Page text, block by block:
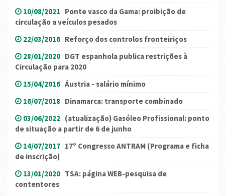
10/08/2021 Ponte vasco da Gama: proibição de
circulação a veículos pesados
22/03/2016 Reforço dos controlos fronteiriços
28/01/2020 DGT espanhola publica restrições à
Circulação para 2020
15/04/2016 Áustria - salário mínimo
16/07/2018 Dinamarca: transporte combinado
03/06/2022 (atualização) Gasóleo Profissional: ponto
de situação a partir de 6 de junho
14/07/2017 17º Congresso ANTRAM (Programa e ficha
de inscrição)
13/01/2020 TSA: página WEB-pesquisa de
contentores